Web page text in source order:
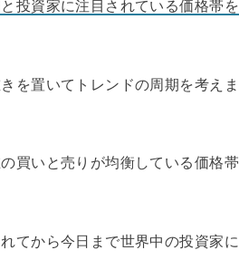
投資家に注目されている価格帯を
を置いてトレンドの周期を考えま
買いと売りが均衡している価格帯
てから今日まで世界中の投資家に